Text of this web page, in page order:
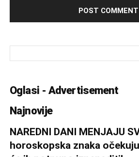
Oglasi - Advertisement
Najnovije
NAREDNI DANI MENJAJU
horoskopska znaka